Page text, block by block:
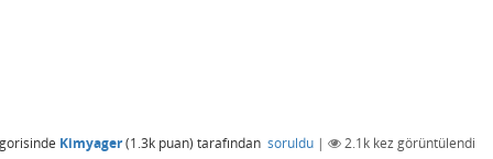
Kimyager(1.3k puan) tarafından soruldu | 2.1k kez görüntülendi